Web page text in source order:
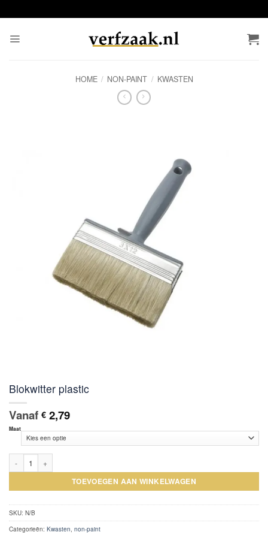
naar
HOME / NON-PAINT / KWASTEN
Blokwitter plastic
Vanaf € 2,79
Maat
TOEVOEGEN AAN WINKELWAGEN
SKU: N/B
Categorieën: Kwasten non-paint